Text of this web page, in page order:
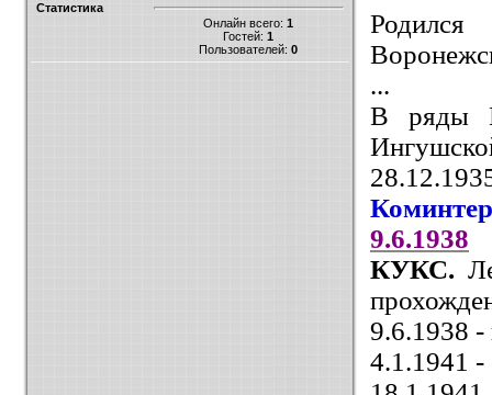
Статистика
Онлайн всего: 1
Гостей: 1
Пользователей: 0
...
В ряды
9.6.1938
КУКС.
9.6.1938 -
4.1.1941 -